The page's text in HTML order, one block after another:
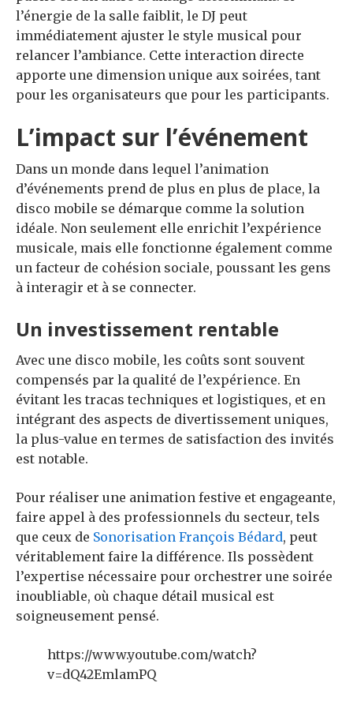
l’énergie de la salle faiblit, le DJ peut
immédiatement ajuster le style musical pour
relancer l’ambiance. Cette interaction directe
apporte une dimension unique aux soirées, tant
pour les organisateurs que pour les participants.
L’impact sur l’événement
Dans un monde dans lequel l’animation
d’événements prend de plus en plus de place, la
disco mobile se démarque comme la solution
idéale. Non seulement elle enrichit l’expérience
musicale, mais elle fonctionne également comme
un facteur de cohésion sociale, poussant les gens
à interagir et à se connecter.
Un investissement rentable
Avec une disco mobile, les coûts sont souvent
compensés par la qualité de l’expérience. En
évitant les tracas techniques et logistiques, et en
intégrant des aspects de divertissement uniques,
la plus-value en termes de satisfaction des invités
est notable.
Pour réaliser une animation festive et engageante,
faire appel à des professionnels du secteur, tels
que ceux de Sonorisation François Bédard, peut
véritablement faire la différence. Ils possèdent
l’expertise nécessaire pour orchestrer une soirée
inoubliable, où chaque détail musical est
soigneusement pensé.
https://www.youtube.com/watch?
v=dQ42EmlamPQ